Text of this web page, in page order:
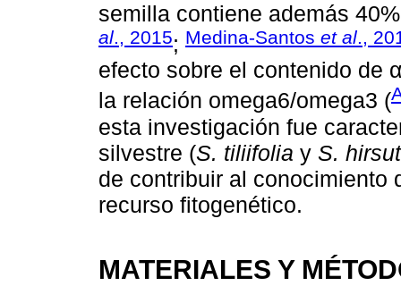
semilla contiene además
al., 2015; Medina-Santos et al.,
efecto sobre el contenido de
la relación omega6/omega3 (
esta investigación fue
silvestre (S. tiliifolia y S.
de contribuir al conocimiento
recurso fitogenético.
MATERIALES Y